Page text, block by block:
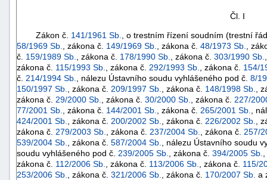
Čl. I
Zákon č. 141/1961 Sb.
, o trestním řízení soudním (trestní
58/1969 Sb.
, zákona č. 149/1969 Sb. , zákona č. 48/1973 Sb.
,
č. 159/1989 Sb. , zákona č. 178/1990 Sb. , zákona č. 303/1990 Sb.
zákona č. 115/1993 Sb. , zákona č. 292/1993 Sb. , zákona č. 154/
č. 214/1994 Sb. , nálezu Ústavního soudu vyhlášeného pod č. 8/
150/1997 Sb.
, zákona č. 209/1997 Sb. , zákona č. 148/1998 Sb.
,
zákona č. 29/2000 Sb. , zákona č. 30/2000 Sb. , zákona č. 227/
77/2001 Sb.
, zákona č. 144/2001 Sb. , zákona č. 265/2001 Sb.
,
424/2001 Sb.
, zákona č. 200/2002 Sb. , zákona č. 226/2002 Sb.
,
zákona č. 279/2003 Sb. , zákona č. 237/2004 Sb. , zákona č. 257/
539/2004 Sb.
, zákona č. 587/2004 Sb.
, nálezu Ústavního soudu
soudu vyhlášeného pod č. 239/2005 Sb. , zákona č. 394/2005 Sb.
zákona č. 112/2006 Sb. , zákona č. 113/2006 Sb. , zákona č. 115/
253/2006 Sb.
, zákona č. 321/2006 Sb. , zákona č. 170/2007 Sb. a
náhrady
škody